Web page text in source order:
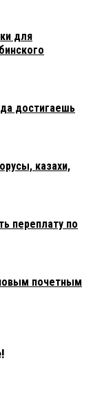
для
достигаешь
казахи,
переплату по
почетным